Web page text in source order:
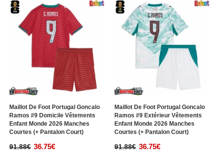
Maillot De Foot Portugal Goncalo
Ramos #9 Domicile Vêtements
Enfant Monde 2026 Manches
Courtes (+ Pantalon Court)
91.88€ 36.75€
Maillot De Foot Portugal Goncalo
Ramos #9 Extérieur Vêtements
Enfant Monde 2026 Manches
Courtes (+ Pantalon Court)
91.88€ 36.75€